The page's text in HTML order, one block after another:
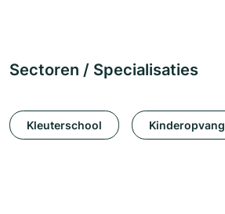
Sectoren / Specialisaties
Kleuterschool Kinderopvang